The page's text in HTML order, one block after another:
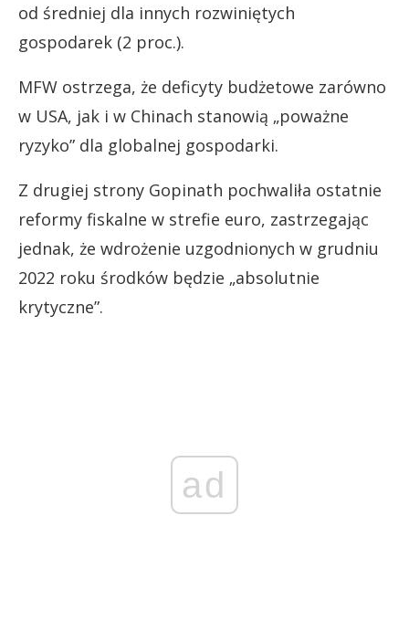
od średniej dla innych rozwiniętych
gospodarek (2 proc.).
MFW ostrzega, że deficyty budżetowe zarówno
w USA, jak i w Chinach stanowią „poważne
ryzyko” dla globalnej gospodarki.
Z drugiej strony Gopinath pochwaliła ostatnie
reformy fiskalne w strefie euro, zastrzegając
jednak, że wdrożenie uzgodnionych w grudniu
2022 roku środków będzie „absolutnie
krytyczne”.
ad